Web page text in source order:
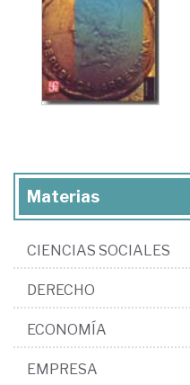
Materias
CIENCIAS SOCIALES
DERECHO
ECONOMÍA
EMPRESA